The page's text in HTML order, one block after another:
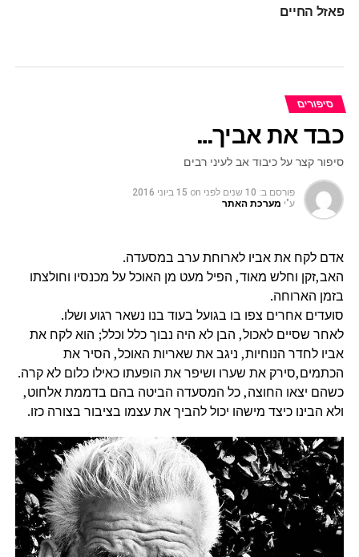
פאזל החיים
סיפורים
כבד את אביך…
סיפור קצר על כיבוד אב לעיני רבים
פורסם ב: 10 שנים לפני on 15 ביוני 2016
ע"י מערכת האתר
אדם לקח את אביו לארוחת ערב במסעדה.
האב,זקן וחלש מאוד, הפיל מעט מן האוכל על מכנסיו וחולצתו
בזמן הארוחה.
סועדים אחרים צפו בו בגועל בעוד בנו נשאר רגוע ושלו.
לאחר שסיים לאכול, הבן לא היה נבוך כלל וכלל; הוא לקח את
אביו לחדר הנוחיות, ניגב את שאריות האוכל, הסיר את
הכתמים,סירק את שערו ושיפר את הופעתו כאילו כלום לא קרה.
כשהם יצאו החוצה, כל המסעדה הביטה בהם בדממת אלחוט,
ולא הבינו כיצד מישהו יכול להביך את עצמו בציבור בצורה כזו.